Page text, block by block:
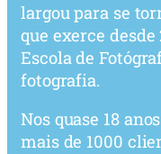
largou para se
que exerce
Escola de
fotografia.
Nos quase 18
mais de 1000